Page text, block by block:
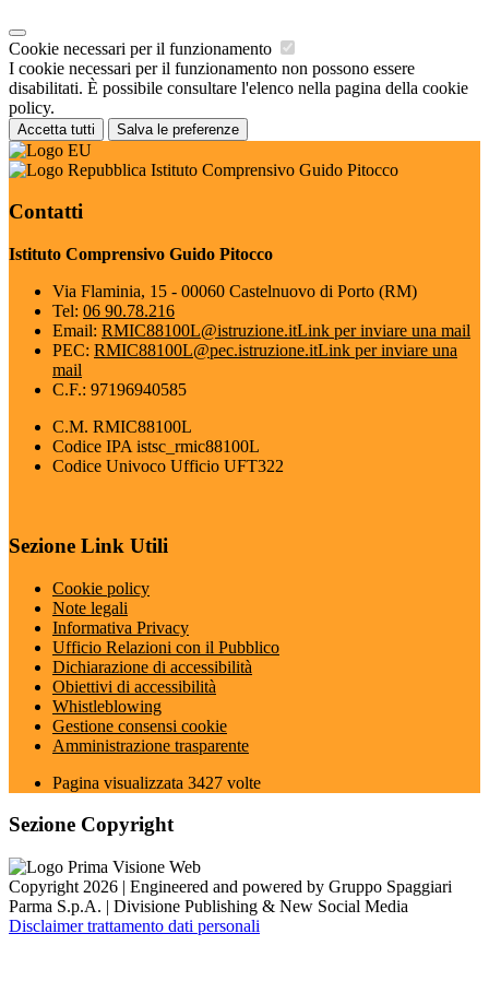
Cookie necessari per il funzionamento
I cookie necessari per il funzionamento non possono essere
disabilitati. È possibile consultare l'elenco nella pagina della cookie
policy.
Accetta tutti Salva le preferenze
Istituto Comprensivo Guido Pitocco
Contatti
Istituto Comprensivo Guido Pitocco
Via Flaminia, 15 - 00060 Castelnuovo di Porto (RM)
Tel: 06 90.78.216
Email: RMIC88100L@istruzione.itLink per inviare una mail
PEC: RMIC88100L@pec.istruzione.itLink per inviare una
mail
C.F.: 97196940585
C.M. RMIC88100L
Codice IPA istsc_rmic88100L
Codice Univoco Ufficio UFT322
Sezione Link Utili
Cookie policy
Note legali
Informativa Privacy
Ufficio Relazioni con il Pubblico
Dichiarazione di accessibilità
Obiettivi di accessibilità
Whistleblowing
Gestione consensi cookie
Amministrazione trasparente
Pagina visualizzata 3427 volte
Sezione Copyright
Copyright 2026 | Engineered and powered by Gruppo Spaggiari
Parma S.p.A. | Divisione Publishing & New Social Media
Disclaimer trattamento dati personali